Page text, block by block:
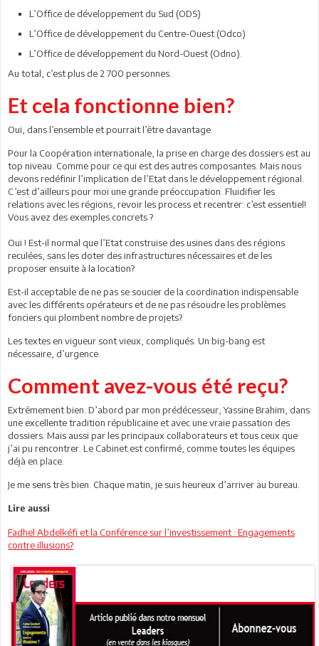
L’Office de développement du Sud (ODS)
L’Office de développement du Centre-Ouest (Odco)
L’Office de développement du Nord-Ouest (Odno).
Au total, c’est plus de 2 700 personnes.
Et cela fonctionne bien?
Oui, dans l’ensemble et pourrait l’être davantage.
Pour la Coopération internationale, la prise en charge des dossiers est au
top niveau. Comme pour ce qui est des autres composantes. Mais nous
devons redéfinir l’implication de l’Etat dans le développement régional.
C’est d’ailleurs pour moi une grande préoccupation. Fluidifier les
relations avec les régions, revoir les process et recentrer: c’est essentiel!
Vous avez des exemples concrets ?
Oui ! Est-il normal que l’Etat construise des usines dans des régions
reculées, sans les doter des infrastructures nécessaires et de les
proposer ensuite à la location?
Est-il acceptable de ne pas se soucier de la coordination indispensable
avec les différents opérateurs et de ne pas résoudre les problèmes
fonciers qui plombent nombre de projets?
Les textes en vigueur sont vieux, compliqués. Un big-bang est
nécessaire, d’urgence.
Comment avez-vous été reçu?
Extrêmement bien. D’abord par mon prédécesseur, Yassine Brahim, dans
une excellente tradition républicaine et avec une vraie passation des
dossiers. Mais aussi par les principaux collaborateurs et tous ceux que
j’ai pu rencontrer. Le Cabinet est confirmé, comme toutes les équipes
déjà en place.
Je me sens très bien. Chaque matin, je suis heureux d’arriver au bureau.
Lire aussi
Fadhel Abdelkéfi et la Conférence sur l’investissement : Engagements
contre illusions?